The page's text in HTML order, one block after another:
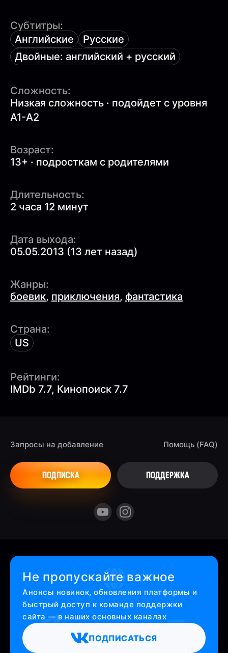
Субтитры:
Английские
Русские
Двойные: английский + русский
Сложность:
Низкая сложность · подойдет с уровня
A1-A2
Возраст:
13+ · подросткам с родителями
Длительность:
2 часа 12 минут
Дата выхода:
05.05.2013 (13 лет назад)
Жанры:
боевик, приключения, фантастика
Страна:
US
Рейтинги:
IMDb 7.7, Кинопоиск 7.7
Запросы на добавление
ПОДПИСКА
Помощь (FAQ)
ПОДДЕРЖКА
Не пропускайте важное
Анонсы новинок, обновления платформы и
быстрый доступ к команде поддержки
сайта — в наших основных каналах
ПОДПИСАТЬСЯ